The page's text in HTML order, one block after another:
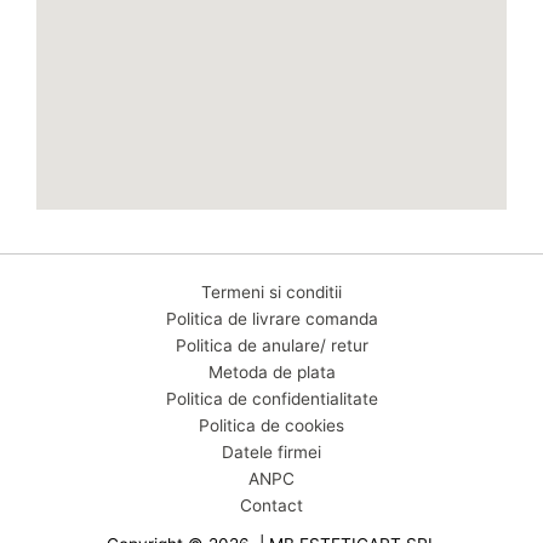
Termeni si conditii
Politica de livrare comanda
Politica de anulare/ retur
Metoda de plata
Politica de confidentialitate
Politica de cookies
Datele firmei
ANPC
Contact